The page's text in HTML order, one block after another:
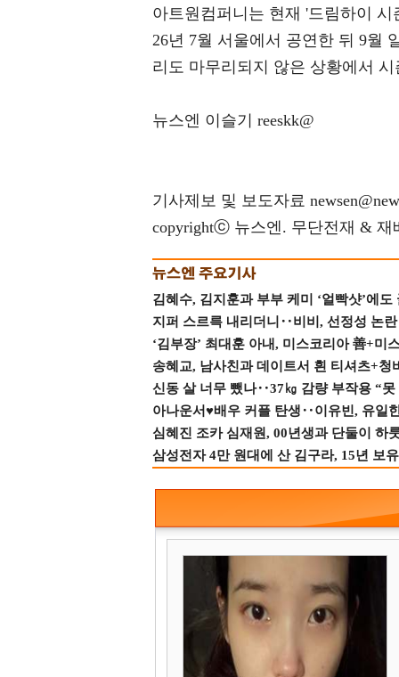
아트원컴퍼니는 현재 '드림하이
26년 7월 서울에서 공연한 뒤 9월
리도 마무리되지 않은 상황에서
뉴스엔 이슬기 reeskk@
기사제보 및 보도자료
copyrightⓒ 뉴스엔. 무단전재 & 재
김혜수, 김지훈과 부부 케미 ‘얼빡샷’에도
지퍼 스르륵 내리더니‥비비, 선정성 논
‘김부장’ 최대훈 아내, 미스코리아 善+미
송혜교, 남사친과 데이트서 흰 티셔츠+
신동 살 너무 뺐나‥37㎏ 감량 부작용 “
아나운서♥배우 커플 탄생‥이유빈, 유일
심혜진 조카 심재원, 00년생과 단둘이 하
삼성전자 4만 원대에 산 김구라, 15년 보